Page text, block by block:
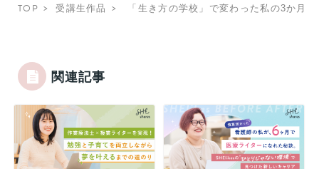
TOP 受講生作品 「生き方の学校」で変わった私の3か月
関連記事